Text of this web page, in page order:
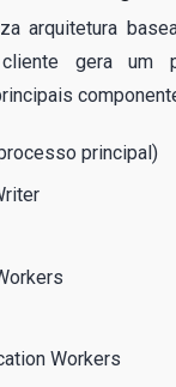
arquitetura
gera um
principal)
Workers